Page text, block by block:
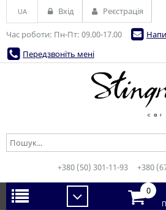
Час роботи: Пн-Пт: 09.00-17.00
Передзвоніть мені
UA Вхід Реєстрація
+380 (50) 301-11-93 +380
0